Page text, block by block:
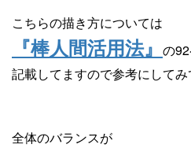
こちらの描き方については
『棒人間活用法』 の
記載してますので参考にしてみ
全体のバランスが